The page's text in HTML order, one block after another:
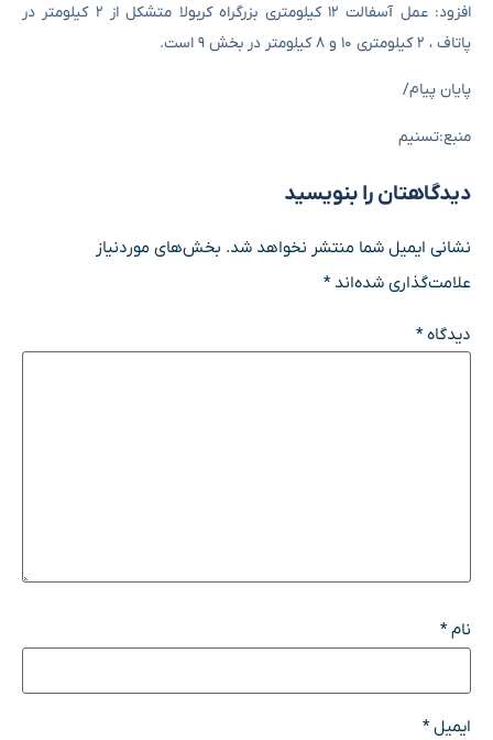
افزود: عمل آسفالت ۱۲ کیلومتری بزرگراه کربولا متشکل از ۲ کیلومتر در
پاتاف ، ۲ کیلومتری ۱۰ و ۸ کیلومتر در بخش ۹ است.
پایان پیام/
منبع:تسنیم
دیدگاهتان را بنویسید
نشانی ایمیل شما منتشر نخواهد شد. بخش‌های موردنیاز
علامت‌گذاری شده‌اند*
دیدگاه*
نام*
ایمیل*